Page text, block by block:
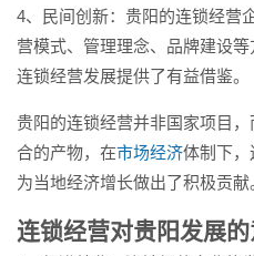
4、民间创新：贵阳的连锁经营
营模式、管理理念、品牌建设
连锁经营发展提供了有益借鉴。
贵阳的连锁经营并非国家项目
合的产物，在市场经济体制下，
为当地经济增长做出了积极贡献
连锁经营对贵阳发展的